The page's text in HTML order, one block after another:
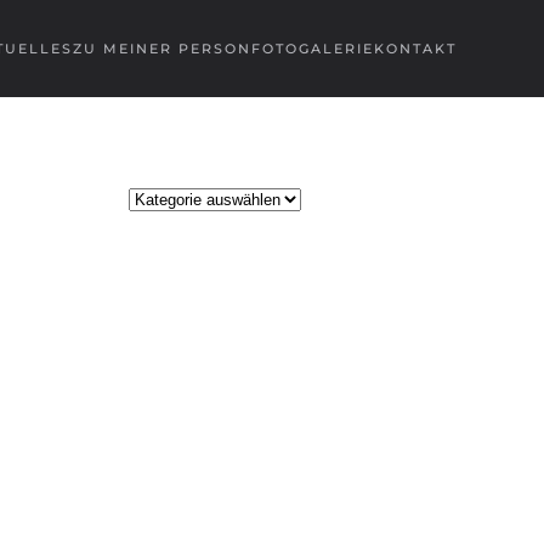
ZU MEINER PERSON FOTOGALERIE KONTAKT
Kategorien